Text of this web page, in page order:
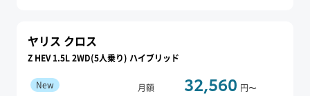
ヤリス クロス
Z HEV 1.5L 2WD(5人乗り) ハイブリッド
New 月額 32,560 円〜